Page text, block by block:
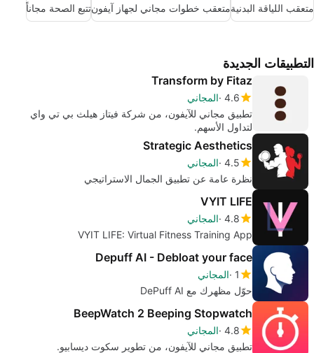
متعقب اللياقة البدنيةمتعقب خطوات مجاني لجهاز آيفونتتبع الصحة مجاناً
التطبيقات الجديدة
Transform by Fitaz
4.6 المجاني
تطبيق مجاني للآيفون، من شركة فيتاز هيلث بي تي واي
لتداول الأسهم.
Strategic Aesthetics
4.5 المجاني
نظرة عامة عن تطبيق الجمال الاستراتيجي
VYIT LIFE
4.8 المجاني
VYIT LIFE: Virtual Fitness Training App
Depuff AI - Debloat your face
1 المجاني
حوّل مظهرك مع DePuff AI
BeepWatch 2 Beeping Stopwatch
4.8 المجاني
تطبيق مجاني للآيفون، من تطوير سكوت ديسابيو.